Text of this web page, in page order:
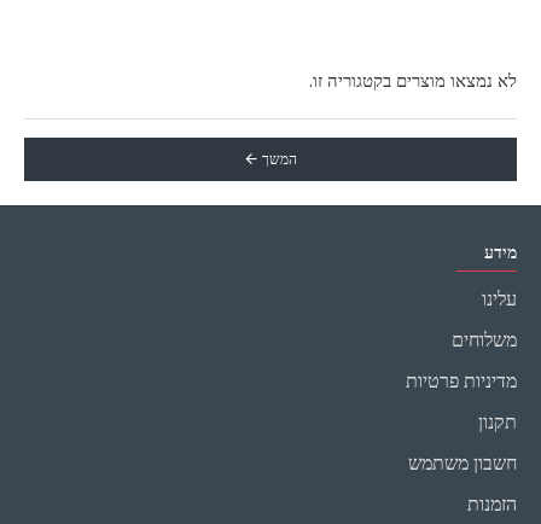
לא נמצאו מוצרים בקטגוריה זו.
המשך
מידע
עלינו
משלוחים
מדיניות פרטיות
תקנון
חשבון משתמש
הזמנות